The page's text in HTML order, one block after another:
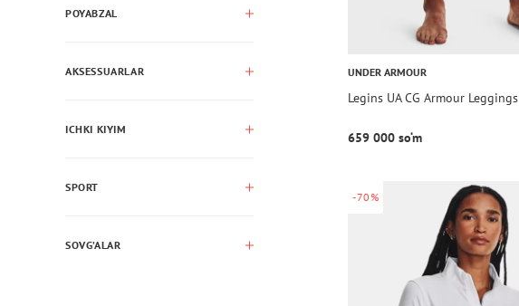
POYABZAL
AKSESSUARLAR
ICHKI KIYIM
SPORT
SOVG’ALAR
UNDER ARMOUR
Legins UA CG Armour Leggings
659 000 so‘m
-70%